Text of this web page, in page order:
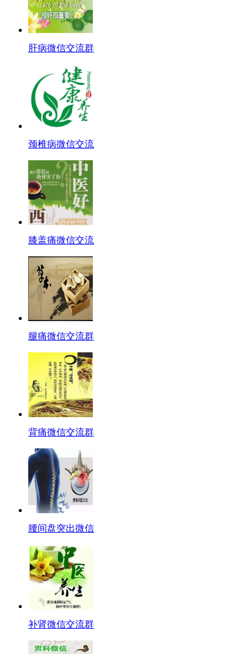
肝病微信交流群
颈椎病微信交流
膝盖痛微信交流
腿痛微信交流群
背痛微信交流群
腰间盘突出微信
补肾微信交流群